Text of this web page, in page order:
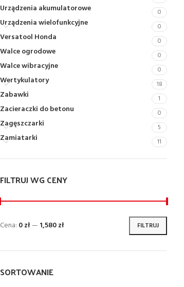
Urządzenia akumulatorowe 0
Urządzenia wielofunkcyjne 0
Versatool Honda 0
Walce ogrodowe 0
Walce wibracyjne 0
Wertykulatory 18
Zabawki 1
Zacieraczki do betonu 0
Zagęszczarki 5
Zamiatarki 11
FILTRUJ WG CENY
FILTRUJ
Cena: 0 zł— 1,580 zł
SORTOWANIE